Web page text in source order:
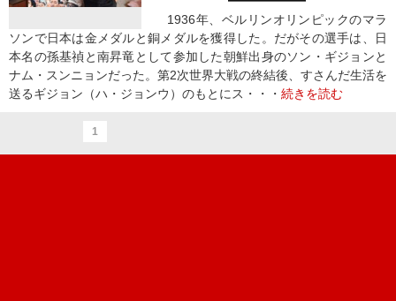
1936年、ベルリンオリンピックのマラ
ソンで日本は金メダルと銅メダルを獲得した。だがその選手は、日
本名の孫基禎と南昇竜として参加した朝鮮出身のソン・ギジョンと
ナム・スンニョンだった。第2次世界大戦の終結後、すさんだ生活を
送るギジョン（ハ・ジョンウ）のもとにス・・・ 続きを読む
1